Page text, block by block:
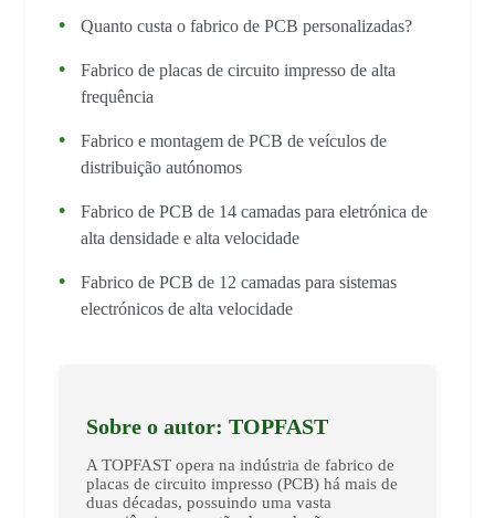
Quanto custa o fabrico de PCB personalizadas?
Fabrico de placas de circuito impresso de alta
frequência
Fabrico e montagem de PCB de veículos de
distribuição autónomos
Fabrico de PCB de 14 camadas para eletrónica de
alta densidade e alta velocidade
Fabrico de PCB de 12 camadas para sistemas
electrónicos de alta velocidade
Sobre o autor: TOPFAST
A TOPFAST opera na indústria de fabrico de
placas de circuito impresso (PCB) há mais de
duas décadas, possuindo uma vasta